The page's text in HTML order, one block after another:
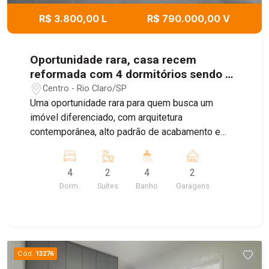
R$ 3.800,00 L R$ 790.000,00 V
Oportunidade rara, casa recem
reformada com 4 dormitórios sendo 2
suites e espaço gourmet - Santa Cruz.
Centro - Rio Claro/SP
Uma oportunidade rara para quem busca um
imóvel diferenciado, com arquitetura
contemporânea, alto padrão de acabamento e
passando por uma reforma completa,
desenvolvida a partir de um projeto assinado por
um escritório de arquitetura reconhecido em Rio
construtiva de primeira linha. O projeto contempla
ambientes amplos e integrados, com sala de
4
Dorm.
2
Suítes
4
Banho
2
Garagens
Cód. 13276